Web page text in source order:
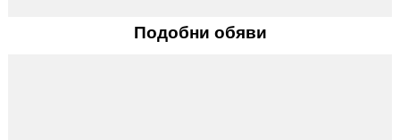
Подобни обяви